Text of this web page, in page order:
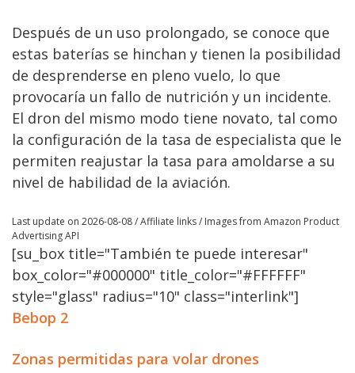
Después de un uso prolongado, se conoce que
estas baterías se hinchan y tienen la posibilidad
de desprenderse en pleno vuelo, lo que
provocaría un fallo de nutrición y un incidente.
El dron del mismo modo tiene novato, tal como
la configuración de la tasa de especialista que le
permiten reajustar la tasa para amoldarse a su
nivel de habilidad de la aviación.
Last update on 2026-08-08 / Affiliate links / Images from Amazon Product
Advertising API
[su_box title="También te puede interesar"
box_color="#000000" title_color="#FFFFFF"
style="glass" radius="10" class="interlink"]
Bebop 2
Zonas permitidas para volar drones